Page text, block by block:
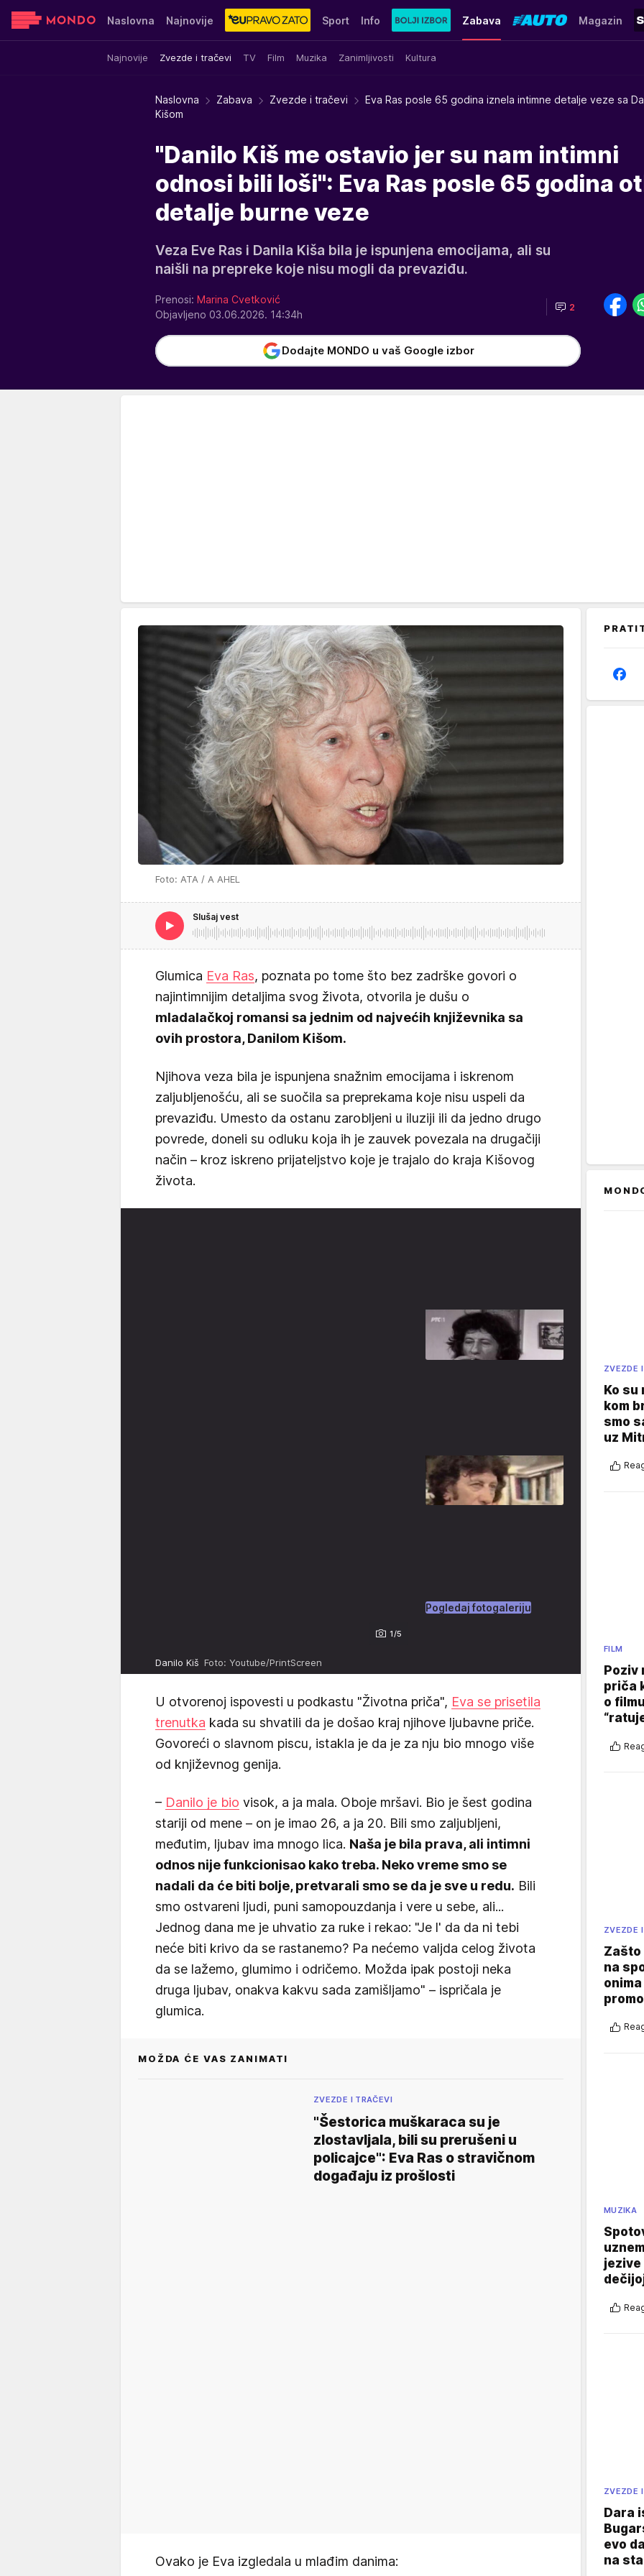
Naslovna Najnovije Sport Info Zabava
Najnovije Zvezde i tračevi TV Film Muzika Zanimljivosti Kultura
Magazin
Sensa Stvar ukusa Yumama
Naslovna Zabava Zvezde i tračevi
Eva Ras posle 65 godina iznela intimne detalje veze sa
Kišom
"Danilo Kiš me ostavio jer su nam intimni
odnosi bili loši": Eva Ras posle 65 godina
detalje burne veze
Veza Eve Ras i Danila Kiša bila je ispunjena emocijama, ali su
naišli na prepreke koje nisu mogli da prevaziđu.
Prenosi: Marina Cvetković
Objavljeno 03.06.2026. 14:34h
2
Dodajte MONDO u vaš Google izbor
Foto: ATA / A AHEL
Slušaj vest
Glumica Eva Ras, poznata po tome što bez zadrške govori o
najintimnijim detaljima svog života, otvorila je dušu o
mladalačkoj romansi sa jednim od najvećih književnika sa
ovih prostora, Danilom Kišom.
Njihova veza bila je ispunjena snažnim emocijama i iskrenom
zaljubljenošću, ali se suočila sa preprekama koje nisu uspeli da
prevaziđu. Umesto da ostanu zarobljeni u iluziji ili da jedno drugo
povrede, doneli su odluku koja ih je zauvek povezala na drugačiji
način – kroz iskreno prijateljstvo koje je trajalo do kraja Kišovog
života.
1/5
Pogledaj fotogaleriju
Danilo Kiš Foto: Youtube/PrintScreen
U otvorenoj ispovesti u podkastu "Životna priča", Eva se prisetila
trenutka kada su shvatili da je došao kraj njihove ljubavne priče.
Govoreći o slavnom piscu, istakla je da je za nju bio mnogo više
od književnog genija.
– Danilo je bio visok, a ja mala. Oboje mršavi. Bio je šest godina
stariji od mene – on je imao 26, a ja 20. Bili smo zaljubljeni,
međutim, ljubav ima mnogo lica. Naša je bila prava, ali intimni
odnos nije funkcionisao kako treba. Neko vreme smo se
nadali da će biti bolje, pretvarali smo se da je sve u redu. Bili
smo ostvareni ljudi, puni samopouzdanja i vere u sebe, ali...
Jednog dana me je uhvatio za ruke i rekao: "Je l' da da ni tebi
neće biti krivo da se rastanemo? Pa nećemo valjda celog života
da se lažemo, glumimo i odričemo. Možda ipak postoji neka
druga ljubav, onakva kakvu sada zamišljamo" – ispričala je
glumica.
MOŽDA ĆE VAS ZANIMATI
ZVEZDE I TRAČEVI
"Šestorica muškaraca su je
zlostavljala, bili su prerušeni u
policajce": Eva Ras o stravičnom
događaju iz prošlosti
Ovako je Eva izgledala u mlađim danima:
ZVEZDE
Ko su
kom
smo
uz
FILM
Poziv
priča
o
ZVEZDE
Zašto
na
MUZIKA
jezive
ZVEZDE
Dara
evo
na